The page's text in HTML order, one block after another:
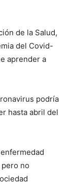
de la Salud,
del Covid-
aprender a
podría
hasta abril del
no